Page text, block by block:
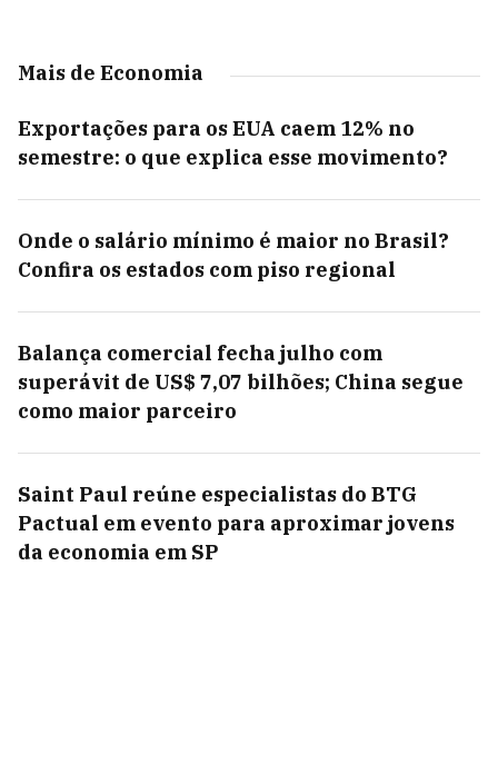
Mais de Economia
Exportações para os EUA caem 12% no
semestre: o que explica esse movimento?
Onde o salário mínimo é maior no Brasil?
Confira os estados com piso regional
Balança comercial fecha julho com
superávit de US$ 7,07 bilhões; China segue
como maior parceiro
Saint Paul reúne especialistas do BTG
Pactual em evento para aproximar jovens
da economia em SP